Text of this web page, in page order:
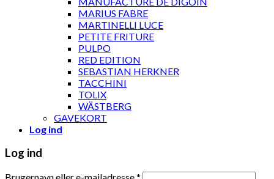
MARIUS FABRE
MARTINELLI LUCE
PETITE FRITURE
PULPO
RED EDITION
SEBASTIAN HERKNER
TACCHINI
TOLIX
WÄSTBERG
GAVEKORT
Log ind
Log ind